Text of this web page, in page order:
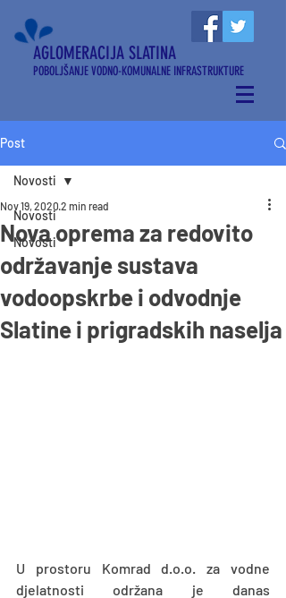
AGLOMERACIJA SLATINA
POBOLJŠANJE VODNO-KOMUNALNE INFRASTRUKTURE
Post
Novosti
Novosti
Novosti
Nova oprema za redovito
održavanje sustava
vodoopskrbe i odvodnje
Slatine i prigradskih naselja
Nov 19, 2020 2 min read
U prostoru Komrad d.o.o. za vodne
djelatnosti održana je danas